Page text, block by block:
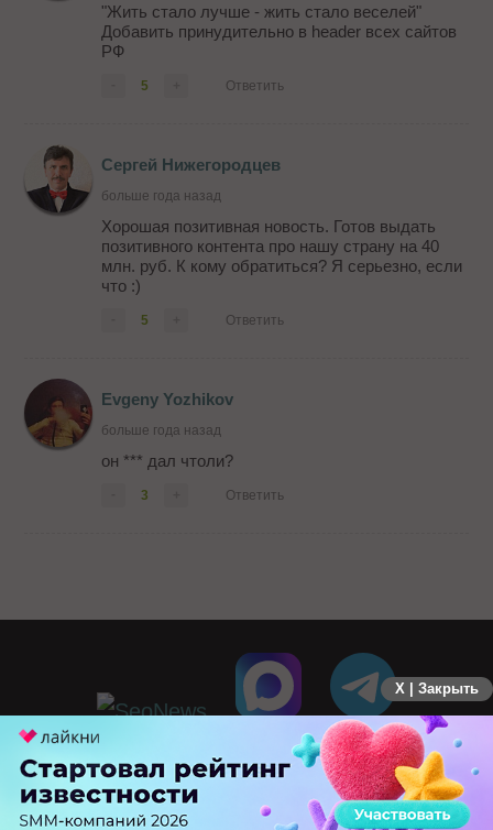
"Жить стало лучше - жить стало веселей"
Добавить принудительно в header всех сайтов
РФ
5 Ответить
Сергей Нижегородцев
больше года назад
Хорошая позитивная новость. Готов выдать
позитивного контента про нашу страну на 40
млн. руб. К кому обратиться? Я серьезно, если
что :)
5 Ответить
Evgeny Yozhikov
больше года назад
он *** дал чтоли?
3 Ответить
X | Закрыть
ПЕРЕЙТИ НА ПОЛНУЮ ВЕРСИЮ
© SEOnews.ru Все права защищены. 2026